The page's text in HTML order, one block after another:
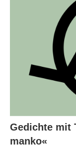
Gedichte mit
manko«